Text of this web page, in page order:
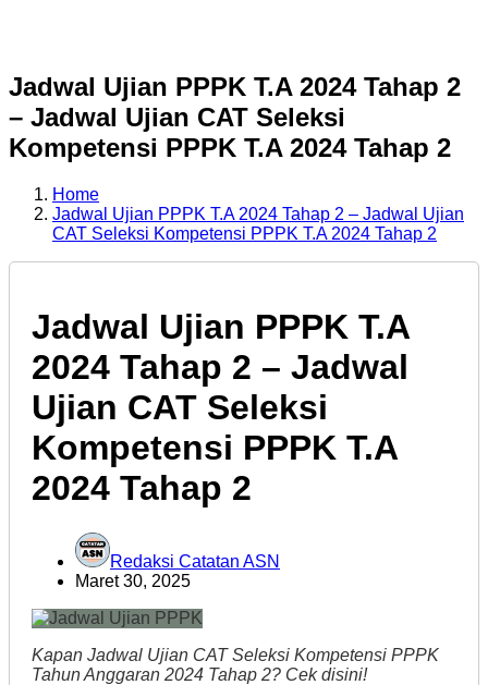
Jadwal Ujian PPPK T.A 2024 Tahap 2
– Jadwal Ujian CAT Seleksi
Kompetensi PPPK T.A 2024 Tahap 2
Home
Jadwal Ujian PPPK T.A 2024 Tahap 2 – Jadwal Ujian
CAT Seleksi Kompetensi PPPK T.A 2024 Tahap 2
Jadwal Ujian PPPK T.A
2024 Tahap 2 – Jadwal
Ujian CAT Seleksi
Kompetensi PPPK T.A
2024 Tahap 2
Redaksi Catatan ASN
Maret 30, 2025
Kapan Jadwal Ujian CAT Seleksi Kompetensi PPPK
Tahun Anggaran 2024 Tahap 2? Cek disini!